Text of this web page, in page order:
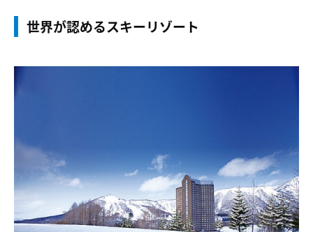
世界が認めるスキーリゾート